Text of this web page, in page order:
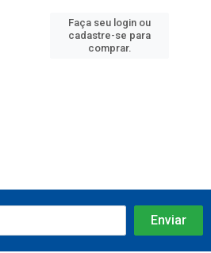
Faça seu login ou
cadastre-se para
comprar.